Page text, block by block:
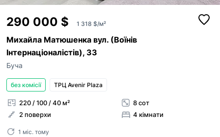
290 000 $ 1 318 $/м²
Михайла Матюшенка вул. (Воїнів
Інтернаціоналістів), 33
Буча
без комісії ТРЦ Avenir Plaza
220 / 100 / 40 м²
2 поверхи
8 сот
4 кімнати
1 міс. тому